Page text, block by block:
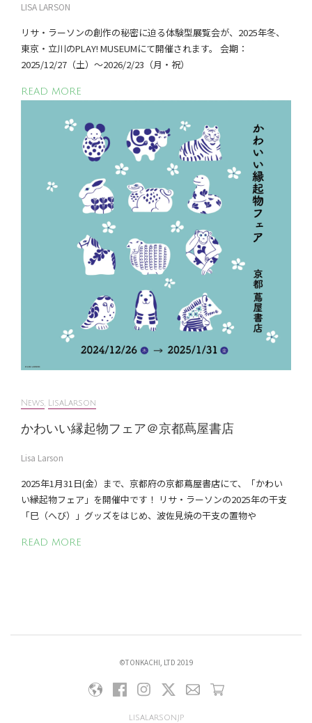
LISA LARSON
リサ・ラーソンの創作の秘密に迫る体験型展覧会が、2025年冬、
東京・立川のPLAY! MUSEUMにて開催されます。 会期：
2025/12/27（土）〜2026/2/23（月・祝）
READ MORE
News, LisaLarson
かわいい縁起物フェア＠京都蔦屋書店
Lisa Larson
2025年1月31日(金）まで、京都府の京都蔦屋書店にて、「かわい
い縁起物フェア」を開催中です！ リサ・ラーソンの2025年の干支
「巳（へび）」グッズをはじめ、波佐見焼の干支の置物や
READ MORE
©TONKACHI, LTD 2019
lisalarson.jp